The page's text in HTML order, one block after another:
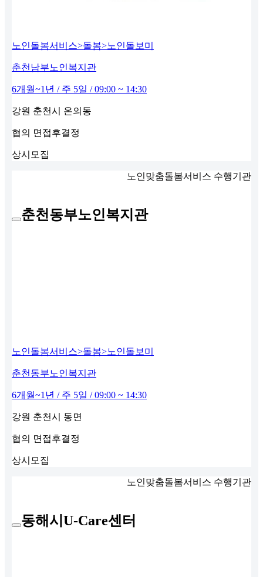
노인돌봄서비스>돌봄>노인돌보미
춘천남부노인복지관
6개월~1년 / 주 5일 / 09:00 ~ 14:30
강원 춘천시 온의동
협의 면접후결정
상시모집
노인맞춤돌봄서비스 수행기관
춘천동부노인복지관
노인돌봄서비스>돌봄>노인돌보미
춘천동부노인복지관
6개월~1년 / 주 5일 / 09:00 ~ 14:30
강원 춘천시 동면
협의 면접후결정
상시모집
노인맞춤돌봄서비스 수행기관
동해시U-Care센터